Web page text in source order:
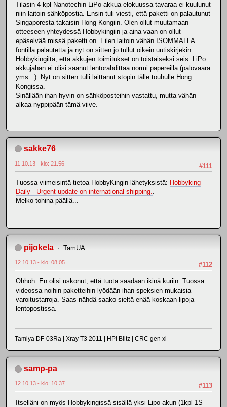
Tilasin 4 kpl Nanotechin LiPo akkua elokuussa tavaraa ei kuulunut
niin laitoin sähköpostia. Ensin tuli viesti, että paketti on palautunut
Singaporesta takaisin Hong Kongiin. Olen ollut muutamaan
otteeseen yhteydessä Hobbykingiin ja aina vaan on ollut
epäselvää missä paketti on. Eilen laitoin vähän ISOMMALLA
fontilla palautetta ja nyt on sitten jo tullut oikein uutiskirjekin
Hobbykingiltä, että akkujen toimitukset on toistaiseksi seis. LiPo
akkujahan ei olisi saanut lentorahdittaa normi papereilla (palovaara
yms...). Nyt on sitten tulli laittanut stopin tälle touhulle Hong
Kongissa.
Sinällään ihan hyvin on sähköposteihin vastattu, mutta vähän
alkaa nyppipään tämä viive.
sakke76
#111
11.10.13 - klo: 21.56
Tuossa viimeisintä tietoa HobbyKingin lähetyksistä: Hobbyking
Daily - Urgent update on international shipping..
Melko tohina päällä...
pijokela TamUA
#112
12.10.13 - klo: 08.05
Ohhoh. En olisi uskonut, että tuota saadaan ikinä kuriin. Tuossa
videossa noihin paketteihin lyödään ihan speksien mukaisia
varoitustarroja. Saas nähdä saako sieltä enää koskaan lipoja
lentopostissa.
Tamiya DF-03Ra | Xray T3 2011 | HPI Blitz | CRC gen xi
samp-pa
#113
12.10.13 - klo: 10.37
Itselläni on myös Hobbykingissä sisällä yksi Lipo-akun (1kpl 1S